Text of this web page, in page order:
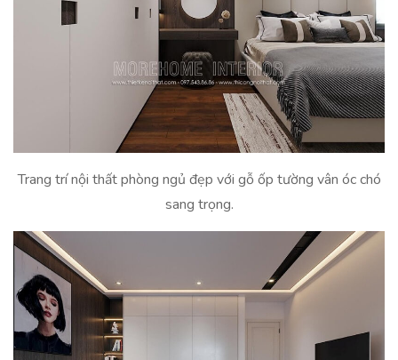
Trang trí nội thất phòng ngủ đẹp với gỗ ốp tường vân óc chó
sang trọng.